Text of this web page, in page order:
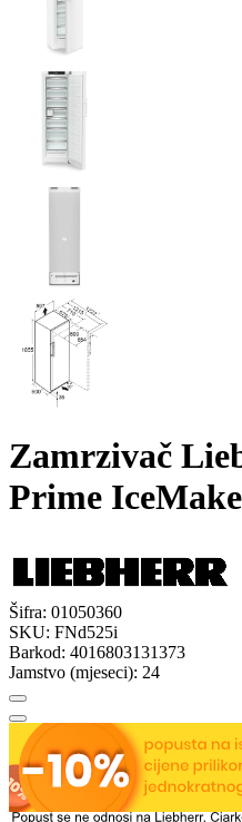
Zamrzivač
Prime
Šifra: 01050360
SKU: FNd525i
Barkod: 4016803131373
Jamstvo (mjeseci): 24